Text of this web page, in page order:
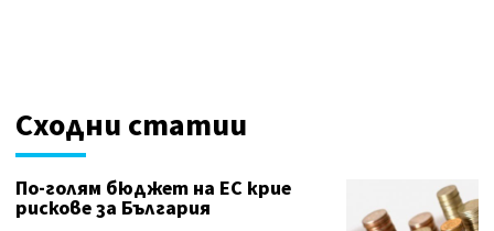
Сходни статии
По-голям бюджет на ЕС крие
рискове за България